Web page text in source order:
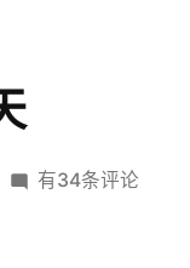
一
有34条评论